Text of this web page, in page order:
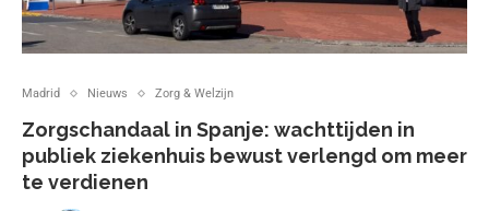
Madrid Nieuws Zorg & Welzijn
Zorgschandaal in Spanje: wachttijden in
publiek ziekenhuis bewust verlengd om meer
te verdienen